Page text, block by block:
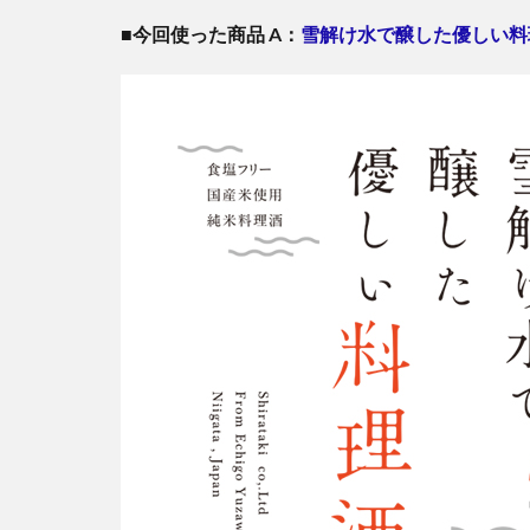
■今回使った商品 A： 雪解け水で醸した優しい